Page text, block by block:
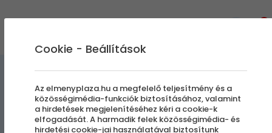
VR VIP BadChicken | 6-10 Fő
Cookie - Beállítások
Az elmenyplaza.hu a megfelelő teljesítmény és a
közösségimédia-funkciók biztosításához, valamint
a hirdetések megjelenítéséhez kéri a cookie-k
elfogadását. A harmadik felek közösségimédia- és
hirdetési cookie-jai használatával biztosítunk